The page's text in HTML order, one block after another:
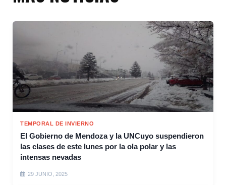
TEMPORAL DE INVIERNO
El Gobierno de Mendoza y la UNCuyo suspendieron
las clases de este lunes por la ola polar y las
intensas nevadas
29 JUNIO, 2025